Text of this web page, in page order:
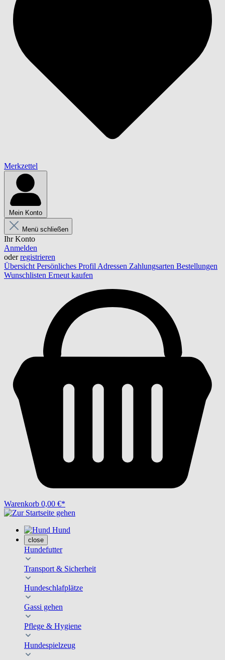
Merkzettel
Mein Konto
Menü schließen
Ihr Konto
Anmelden
oderregistrieren
Übersicht Persönliches Profil Adressen Zahlungsarten Bestellungen
Wunschlisten Erneut kaufen
Warenkorb 0,00 €*
Hund
close
Hundefutter
Transport & Sicherheit
Hundeschlafplätze
Gassi gehen
Pflege & Hygiene
Hundespielzeug